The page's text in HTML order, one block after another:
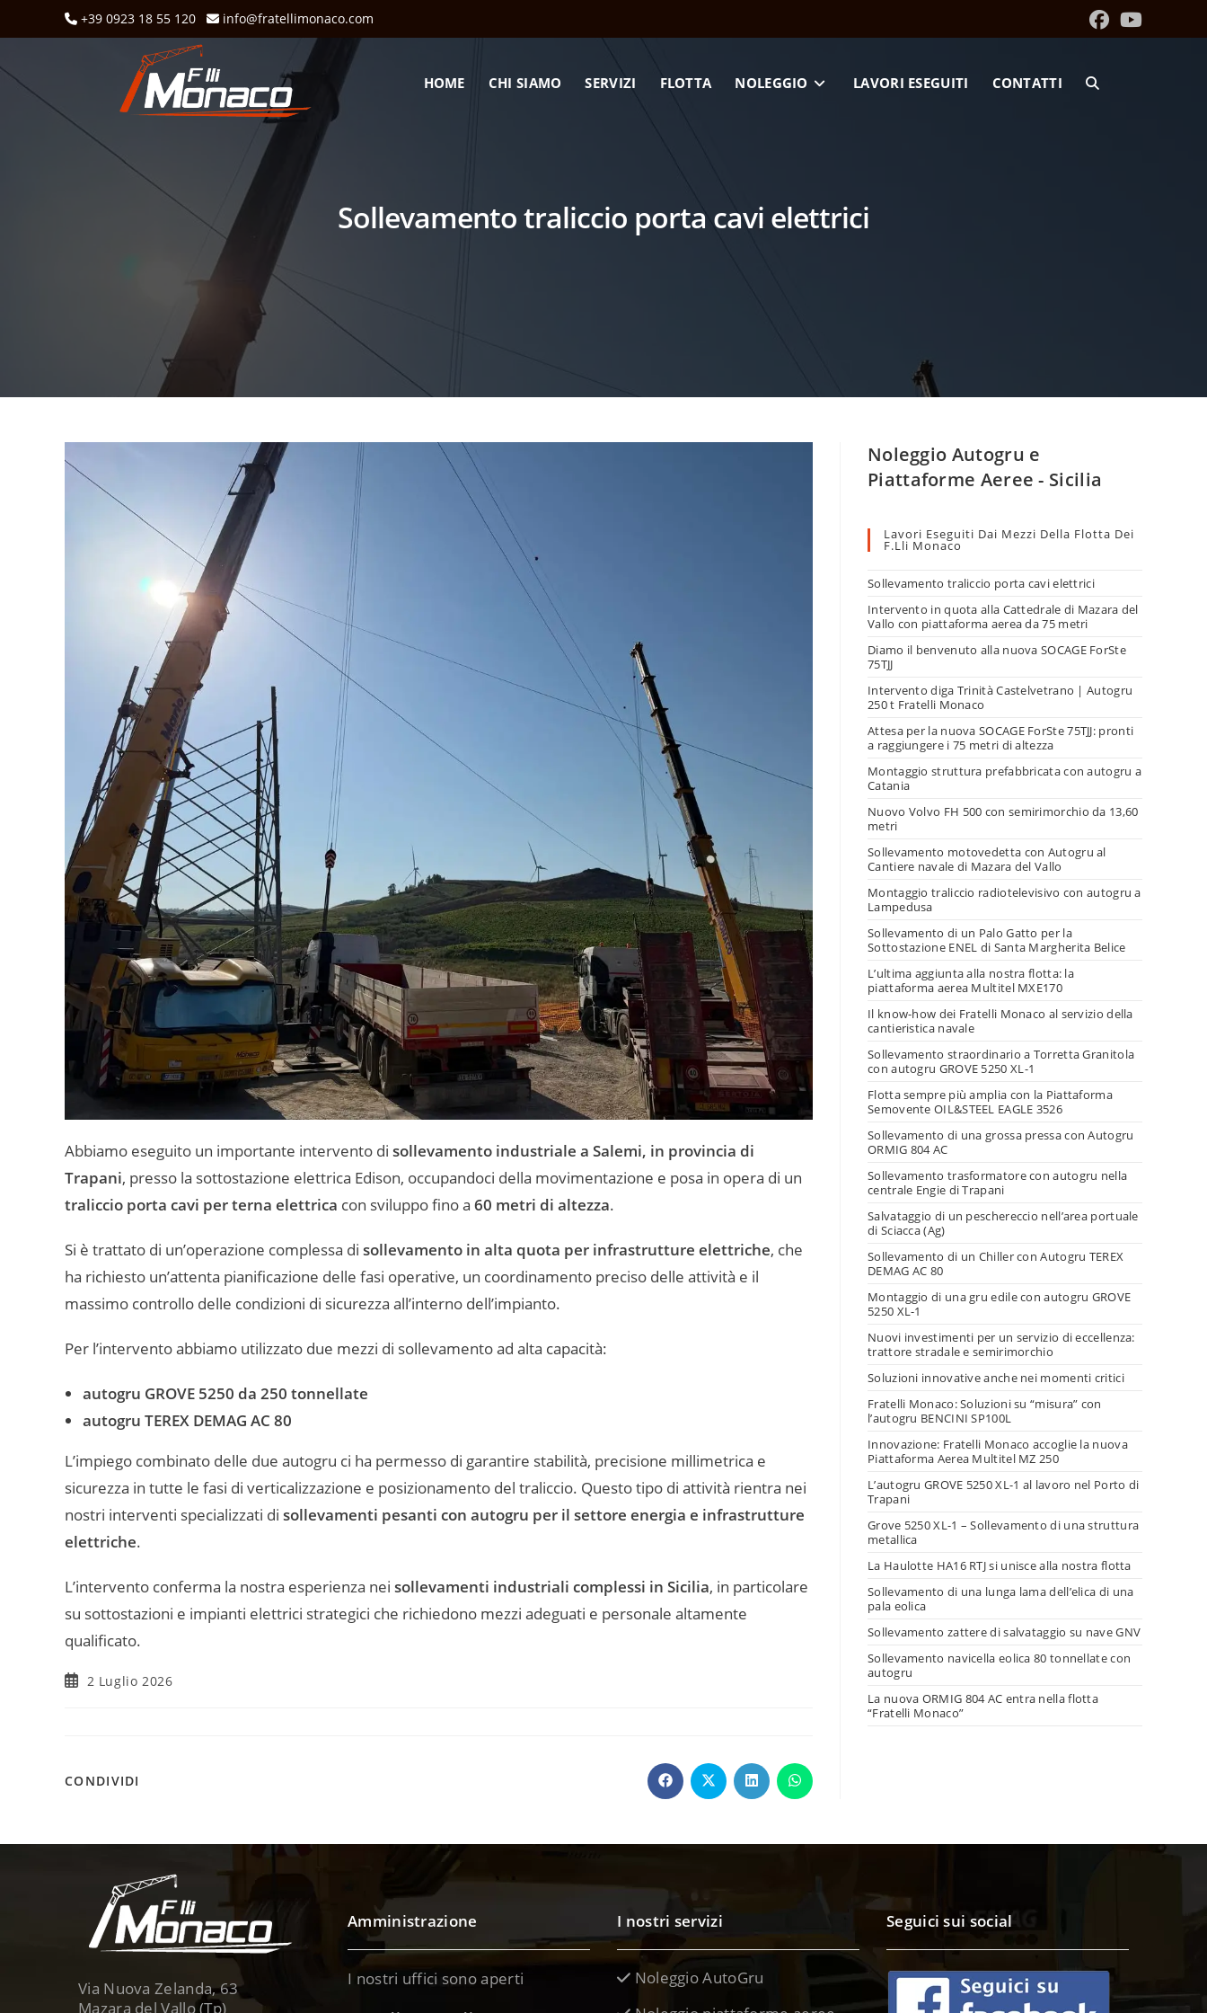
+39 0923 18 55 120 info@fratellimonaco.com
HOME CHI SIAMO SERVIZI FLOTTA NOLEGGIO LAVORI ESEGUITI CONTATTI
Sollevamento traliccio porta cavi elettrici
Abbiamo eseguito un importante intervento di sollevamento industriale a Salemi, in provincia di
Trapani, presso la sottostazione elettrica Edison, occupandoci della movimentazione e posa in opera di un
traliccio porta cavi per terna elettrica con sviluppo fino a 60 metri di altezza.
Si è trattato di un’operazione complessa di sollevamento in alta quota per infrastrutture elettriche, che
ha richiesto un’attenta pianificazione delle fasi operative, un coordinamento preciso delle attività e il
massimo controllo delle condizioni di sicurezza all’interno dell’impianto.
Per l’intervento abbiamo utilizzato due mezzi di sollevamento ad alta capacità:
autogru GROVE 5250 da 250 tonnellate
autogru TEREX DEMAG AC 80
L’impiego combinato delle due autogru ci ha permesso di garantire stabilità, precisione millimetrica e
sicurezza in tutte le fasi di verticalizzazione e posizionamento del traliccio. Questo tipo di attività rientra nei
nostri interventi specializzati di sollevamenti pesanti con autogru per il settore energia e infrastrutture
elettriche.
L’intervento conferma la nostra esperienza nei sollevamenti industriali complessi in Sicilia, in particolare
su sottostazioni e impianti elettrici strategici che richiedono mezzi adeguati e personale altamente
qualificato.
2 Luglio 2026
CONDIVIDI
Noleggio Autogru e
Piattaforme Aeree - Sicilia
Lavori Eseguiti Dai Mezzi Della Flotta Dei
F.lli Monaco
Sollevamento traliccio porta cavi elettrici
Intervento in quota alla Cattedrale di Mazara del
Vallo con piattaforma aerea da 75 metri
Diamo il benvenuto alla nuova SOCAGE ForSte
75TJJ
Intervento diga Trinità Castelvetrano | Autogru
250 t Fratelli Monaco
Attesa per la nuova SOCAGE ForSte 75TJJ: pronti
a raggiungere i 75 metri di altezza
Montaggio struttura prefabbricata con autogru a
Catania
Nuovo Volvo FH 500 con semirimorchio da 13,60
metri
Sollevamento motovedetta con Autogru al
Cantiere navale di Mazara del Vallo
Montaggio traliccio radiotelevisivo con autogru a
Lampedusa
Sollevamento di un Palo Gatto per la
Sottostazione ENEL di Santa Margherita Belice
L’ultima aggiunta alla nostra flotta: la
piattaforma aerea Multitel MXE170
Il know-how dei Fratelli Monaco al servizio della
cantieristica navale
Sollevamento straordinario a Torretta Granitola
con autogru GROVE 5250 XL-1
Flotta sempre più amplia con la Piattaforma
Semovente OIL&STEEL EAGLE 3526
Sollevamento di una grossa pressa con Autogru
ORMIG 804 AC
Sollevamento trasformatore con autogru nella
centrale Engie di Trapani
Salvataggio di un peschereccio nell’area portuale
di Sciacca (Ag)
Sollevamento di un Chiller con Autogru TEREX
DEMAG AC 80
Montaggio di una gru edile con autogru GROVE
5250 XL-1
Nuovi investimenti per un servizio di eccellenza:
trattore stradale e semirimorchio
Soluzioni innovative anche nei momenti critici
Fratelli Monaco: Soluzioni su “misura” con
l’autogru BENCINI SP100L
Innovazione: Fratelli Monaco accoglie la nuova
Piattaforma Aerea Multitel MZ 250
L’autogru GROVE 5250 XL-1 al lavoro nel Porto di
Trapani
Grove 5250 XL-1 – Sollevamento di una struttura
metallica
La Haulotte HA16 RTJ si unisce alla nostra flotta
Sollevamento di una lunga lama dell’elica di una
pala eolica
Sollevamento zattere di salvataggio su nave GNV
Sollevamento navicella eolica 80 tonnellate con
autogru
La nuova ORMIG 804 AC entra nella flotta
“Fratelli Monaco”
Via Nuova Zelanda, 63
Mazara del Vallo (Tp)
Amministrazione
I nostri uffici sono aperti
I nostri servizi
Noleggio AutoGru
Seguici sui social